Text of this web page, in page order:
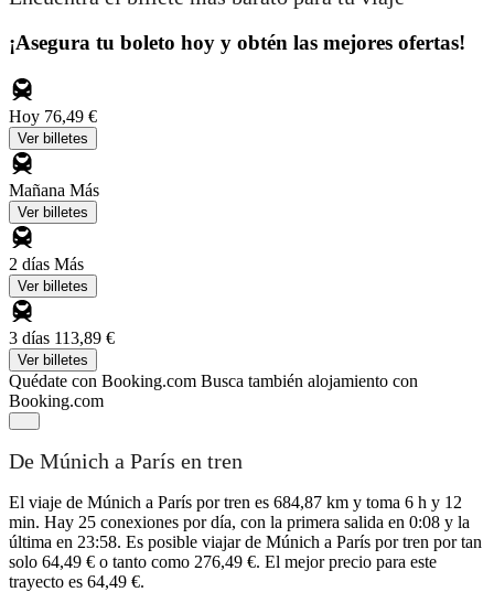
¡Asegura tu boleto hoy y obtén las mejores ofertas!
Hoy 76,49 €
Ver billetes
Mañana Más
Ver billetes
2 días Más
Ver billetes
3 días 113,89 €
Ver billetes
Quédate con Booking.com Busca también alojamiento con
Booking.com
De Múnich a París en tren
El viaje de Múnich a París por tren es 684,87 km y toma 6 h y 12
min. Hay 25 conexiones por día, con la primera salida en 0:08 y la
última en 23:58. Es posible viajar de Múnich a París por tren por tan
solo 64,49 € o tanto como 276,49 €. El mejor precio para este
trayecto es 64,49 €.